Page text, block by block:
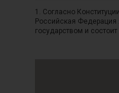
1. Согласно
Российская
государством и состоит